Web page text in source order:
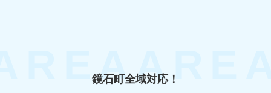
鏡石町全域対応！